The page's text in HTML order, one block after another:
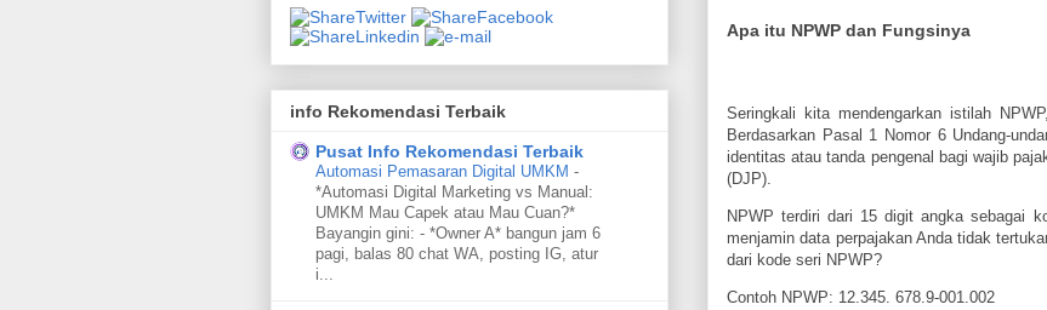
Apa itu NPWP dan Fungsinya
Seringkali kita mendengarkan istilah
Berdasarkan Pasal 1 Nomor 6 Undang-
identitas atau tanda pengenal bagi wajib
(DJP).
NPWP terdiri dari 15 digit angka sebagai
menjamin data perpajakan Anda tidak
dari kode seri NPWP?
Contoh NPWP: 12.345. 678.9-001.002
info Rekomendasi Terbaik
Pusat Info Rekomendasi Terbaik
Automasi Pemasaran Digital UMKM -
*Automasi Digital Marketing vs Manual:
UMKM Mau Capek atau Mau Cuan?*
Bayangin gini: - *Owner A* bangun jam 6
pagi, balas 80 chat WA, posting IG, atur
i...